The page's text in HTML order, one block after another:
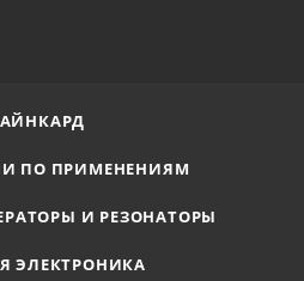
ПО ПРИМЕНЕНИЯМ
И РЕЗОНАТОРЫ
ЭЛЕКТРОНИКА